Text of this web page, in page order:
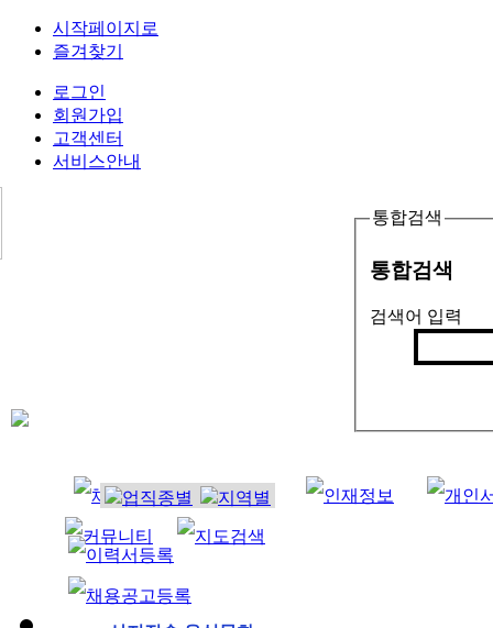
시작페이지로
즐겨찾기
로그인
회원가입
고객센터
서비스안내
통합검색
통합검색
검색어 입력